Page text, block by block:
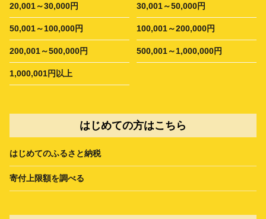
20,001～30,000円 30,001～50,000円
50,001～100,000円 100,001～200,000円
200,001～500,000円 500,001～1,000,000円
1,000,001円以上
はじめての方はこちら
はじめてのふるさと納税
寄付上限額を調べる